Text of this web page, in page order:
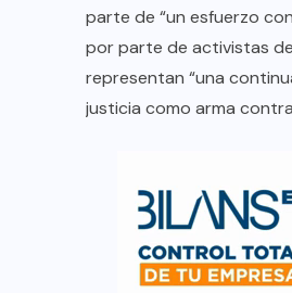
parte de “un esfuerzo
por parte de activistas
representan “una
justicia como arma